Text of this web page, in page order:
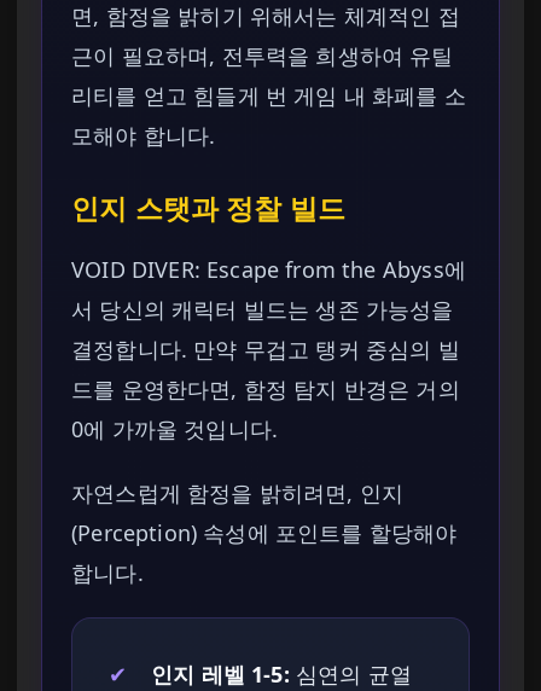
면, 함정을 밝히기 위해서는 체계적인 접
근이 필요하며, 전투력을 희생하여 유틸
리티를 얻고 힘들게 번 게임 내 화폐를 소
모해야 합니다.
인지 스탯과 정찰 빌드
VOID DIVER: Escape from the Abyss에
서 당신의 캐릭터 빌드는 생존 가능성을
결정합니다. 만약 무겁고 탱커 중심의 빌
드를 운영한다면, 함정 탐지 반경은 거의
0에 가까울 것입니다.
자연스럽게 함정을 밝히려면, 인지
(Perception) 속성에 포인트를 할당해야
합니다.
✔ 인지 레벨 1-5: 심연의 균열